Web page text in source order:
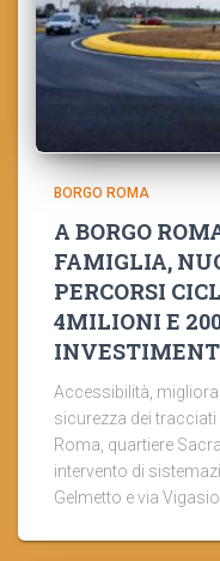
BORGO ROMA
A BORGO
FAMIGLIA,
PERCORSI
4MILIONI E
Accessibilità,
sicurezza dei
Roma, quartiere
intervento di
Gelmetto e via